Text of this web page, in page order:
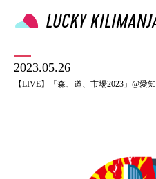
2023.05.26
【LIVE】「森、道、市場2023」@愛知